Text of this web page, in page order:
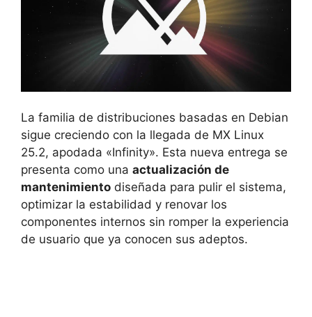
La familia de distribuciones basadas en Debian
sigue creciendo con la llegada de MX Linux
25.2, apodada «Infinity». Esta nueva entrega se
presenta como una actualización de
mantenimiento diseñada para pulir el sistema,
optimizar la estabilidad y renovar los
componentes internos sin romper la experiencia
de usuario que ya conocen sus adeptos.